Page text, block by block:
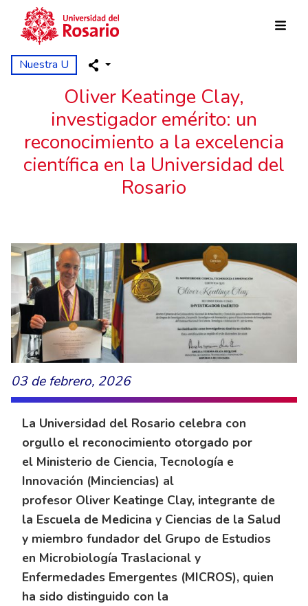
Pasar al contenido principal
Nuestra U
Oliver Keatinge Clay,
investigador emérito: un
reconocimiento a la excelencia
científica en la Universidad del
Rosario
03 de febrero, 2026
La Universidad del Rosario celebra con
orgullo el reconocimiento otorgado por
el Ministerio de Ciencia, Tecnología e
Innovación (Minciencias) al
profesor Oliver Keatinge Clay, integrante de
la Escuela de Medicina y Ciencias de la Salud
y miembro fundador del Grupo de Estudios
en Microbiología Traslacional y
Enfermedades Emergentes (MICROS), quien
ha sido distinguido con la